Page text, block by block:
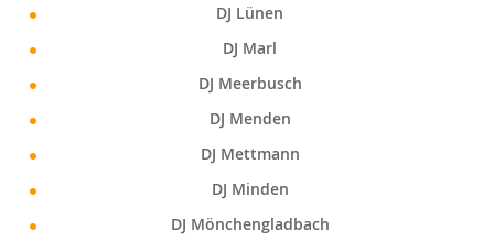
DJ Lünen
DJ Marl
DJ Meerbusch
DJ Menden
DJ Mettmann
DJ Minden
DJ Mönchengladbach